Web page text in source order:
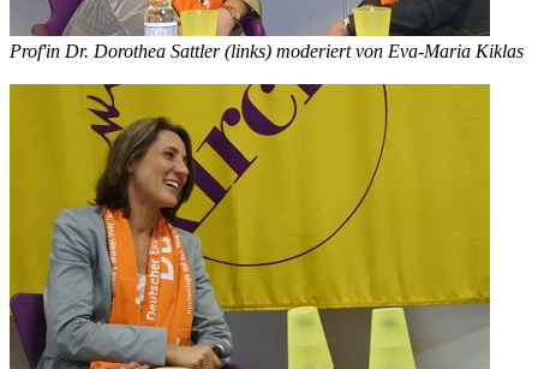
Prof'in Dr. Dorothea Sattler (links) moderiert von Eva-Maria Kiklas